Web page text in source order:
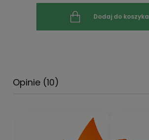
Dodaj do koszyka
Opinie (10)